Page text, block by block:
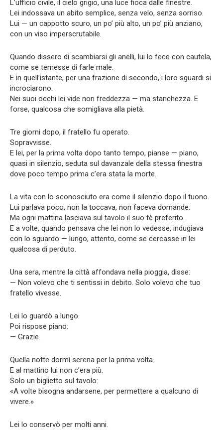
L’ufficio civile, il cielo grigio, una luce fioca dalle finestre.
Lei indossava un abito semplice, senza velo, senza sorriso.
Lui — un cappotto scuro, un po’ più alto, un po’ più anziano,
con un viso imperscrutabile.
Quando dissero di scambiarsi gli anelli, lui lo fece con cautela,
come se temesse di farle male.
E in quell’istante, per una frazione di secondo, i loro sguardi si
incrociarono.
Nei suoi occhi lei vide non freddezza — ma stanchezza. E
forse, qualcosa che somigliava alla pietà.
Tre giorni dopo, il fratello fu operato.
Sopravvisse.
E lei, per la prima volta dopo tanto tempo, pianse — piano,
quasi in silenzio, seduta sul davanzale della stessa finestra
dove poco tempo prima c’era stata la morte.
La vita con lo sconosciuto era come il silenzio dopo il tuono.
Lui parlava poco, non la toccava, non faceva domande.
Ma ogni mattina lasciava sul tavolo il suo tè preferito.
E a volte, quando pensava che lei non lo vedesse, indugiava
con lo sguardo — lungo, attento, come se cercasse in lei
qualcosa di perduto.
Una sera, mentre la città affondava nella pioggia, disse:
— Non volevo che ti sentissi in debito. Solo volevo che tuo
fratello vivesse.
Lei lo guardò a lungo.
Poi rispose piano:
— Grazie.
Quella notte dormì serena per la prima volta.
E al mattino lui non c’era più.
Solo un biglietto sul tavolo:
«A volte bisogna andarsene, per permettere a qualcuno di
vivere.»
Lei lo conservò per molti anni.